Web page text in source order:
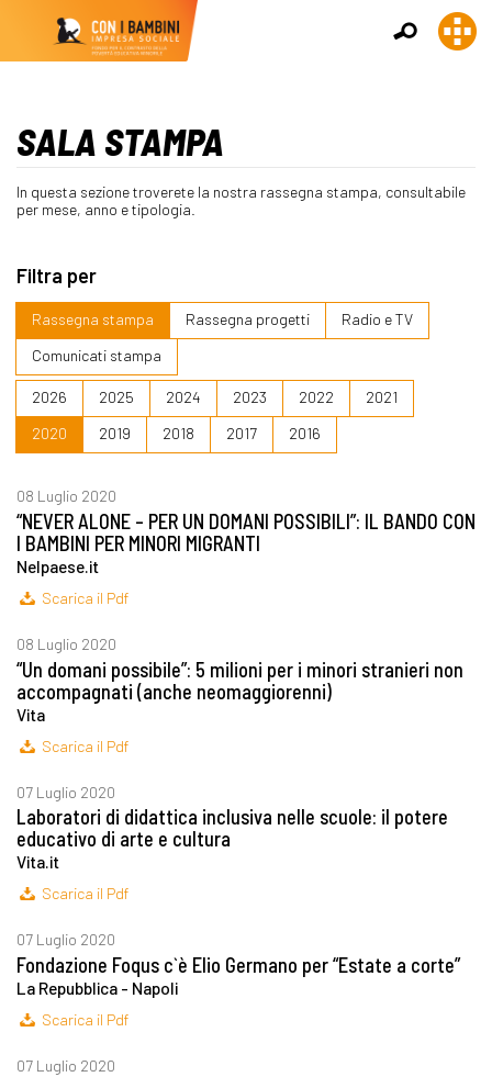
SALA STAMPA
In questa sezione troverete la nostra rassegna stampa, consultabile
per mese, anno e tipologia.
Filtra per
Rassegna stampa Rassegna progetti
Radio e TV
Comunicati stampa
2026 2025 2024 2023 2022
2021
2020
2019 2018 2017 2016
08 Luglio 2020
“NEVER ALONE – PER UN DOMANI POSSIBILI”: IL BANDO CON
I BAMBINI PER MINORI MIGRANTI
Nelpaese.it
Scarica il Pdf
08 Luglio 2020
“Un domani possibile”: 5 milioni per i minori stranieri non
accompagnati (anche neomaggiorenni)
Vita
Scarica il Pdf
07 Luglio 2020
Laboratori di didattica inclusiva nelle scuole: il potere
educativo di arte e cultura
Vita.it
Scarica il Pdf
07 Luglio 2020
Fondazione Foqus c`è Elio Germano per “Estate a corte”
La Repubblica - Napoli
Scarica il Pdf
07 Luglio 2020